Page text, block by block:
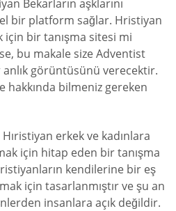
Bekarların aşklarını
bir platform sağlar. Hristiyan
için bir tanışma sitesi mi
bu makale size Adventist
görüntüsünü verecektir.
hakkında bilmeniz gereken
erkek ve kadınlara
için hitap eden bir tanışma
kendilerine bir eş
için tasarlanmıştır ve şu an
insanlara açık değildir.